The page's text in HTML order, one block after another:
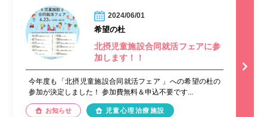
2024/06/01
希望の杜
北摂児童施設合同就活フェアに参
加します！！
今年度も「北摂児童施設合同就活フェア 」への希望の杜の
参加が決定しました！ 参加費無料＆申込不要です...
お知らせ 児童心理治療施設